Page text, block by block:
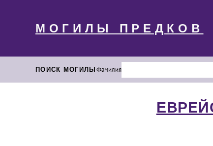
МОГИЛЫ ПРЕДКОВ
ПОИСК МОГИЛЫФамилия